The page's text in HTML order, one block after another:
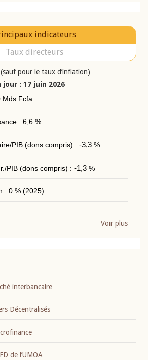
indicateurs
Taux directeurs
pour le taux d’inflation)
: 17 juin 2026
Fcfa
: 6,6 %
PIB (dons compris) : -3,3%
PIB (dons compris) : -1,3%
: 0 % (2025)
Voir plus
interbancaire
Décentralisés
de l’UMOA